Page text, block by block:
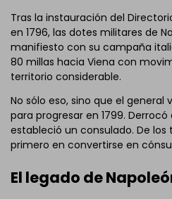
Tras la instauración del
en 1796, las dotes militares de
manifiesto con su campaña
80 millas hacia Viena con
territorio considerable.
No sólo eso, sino que el
para progresar en 1799.
estableció un consulado. De los
primero en convertirse en
El legado de